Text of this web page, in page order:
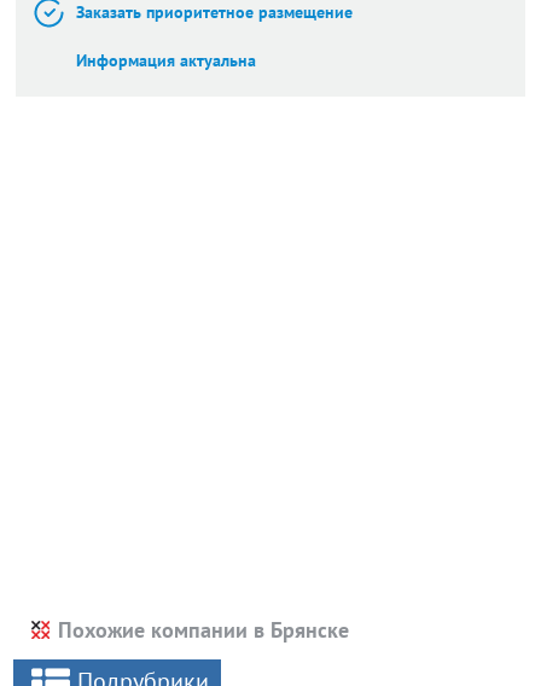
Заказать приоритетное размещение
Информация актуальна
Похожие компании в Брянске